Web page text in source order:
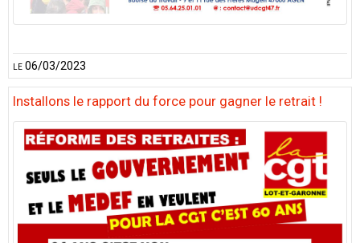
le 06/03/2023
Installons le rapport du force pour gagner le retrait !